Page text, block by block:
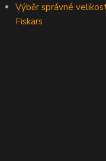
Výběr správné
Fiskars